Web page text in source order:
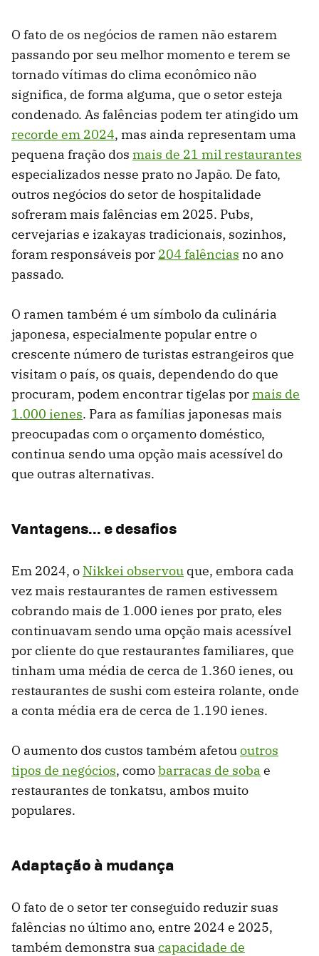
O fato de os negócios de ramen não estarem
passando por seu melhor momento e terem se
tornado vítimas do clima econômico não
significa, de forma alguma, que o setor esteja
condenado. As falências podem ter atingido um
recorde em 2024, mas ainda representam uma
pequena fração dos mais de 21 mil restaurantes
especializados nesse prato no Japão. De fato,
outros negócios do setor de hospitalidade
sofreram mais falências em 2025. Pubs,
cervejarias e izakayas tradicionais, sozinhos,
foram responsáveis ​​por 204 falências no ano
passado.
O ramen também é um símbolo da culinária
japonesa, especialmente popular entre o
crescente número de turistas estrangeiros que
visitam o país, os quais, dependendo do que
procuram, podem encontrar tigelas pormais de
1.000 ienes. Para as famílias japonesas mais
preocupadas com o orçamento doméstico,
continua sendo uma opção mais acessível do
que outras alternativas.
Vantagens... e desafios
Em 2024, o Nikkei observou que, embora cada
vez mais restaurantes de ramen estivessem
cobrando mais de 1.000 ienes por prato, eles
continuavam sendo uma opção mais acessível
por cliente do que restaurantes familiares, que
tinham uma média de cerca de 1.360 ienes, ou
restaurantes de sushi com esteira rolante, onde
a conta média era de cerca de 1.190 ienes.
O aumento dos custos também afetououtros
tipos de negócios, comobarracas de soba e
restaurantes de tonkatsu, ambos muito
populares.
Adaptação à mudança
O fato de o setor ter conseguido reduzir suas
falências no último ano, entre 2024 e 2025,
também demonstra sua capacidade de